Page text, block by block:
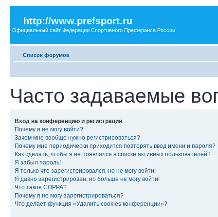
http://www.prefsport.ru
Официальный сайт Федерации Спортивного Преферанса России
Список форумов
Часто задаваемые
Вход на конференцию и регистрация
Почему я не могу войти?
Зачем мне вообще нужно регистрироваться?
Почему мне периодически приходится повторять ввод имени и пароля?
Как сделать, чтобы я не появлялся в списке активных пользователей?
Я забыл пароль!
Я только что зарегистрировался, но не могу войти!
Я давно зарегистрирован, но больше не могу войти!
Что такое COPPA?
Почему я не могу зарегистрироваться?
Что делает функция «Удалить cookies конференции»?